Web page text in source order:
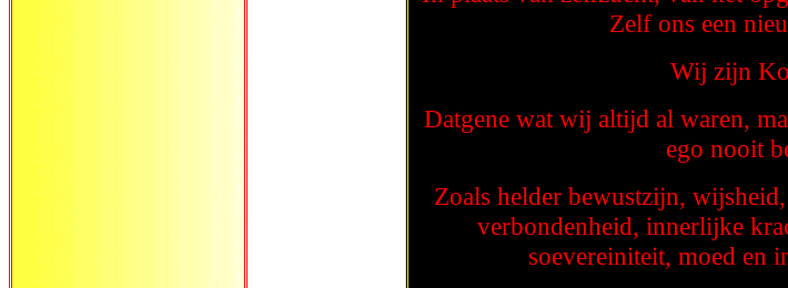
Zelf ons een
Wij zijn
Datgene wat wij altijd al waren,
ego nooit
Zoals helder bewustzijn,
verbondenheid, innerlijke
soevereiniteit, moed en